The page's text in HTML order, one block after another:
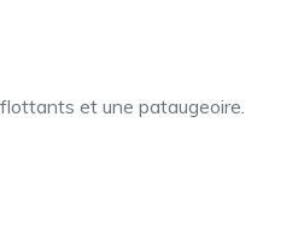
et une pataugeoire.